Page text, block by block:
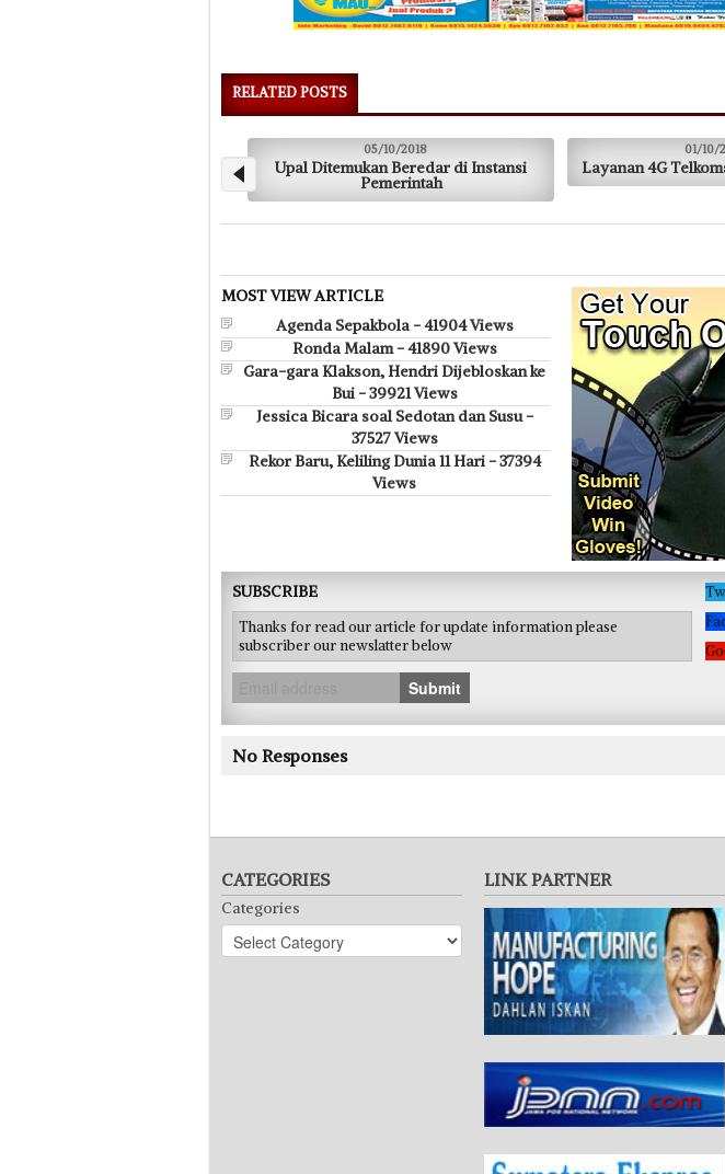
RELATED POSTS
Upal Ditemukan Beredar di Instansi
Pemerintah
Layanan 4G Telkomsel Berangsur
MOST VIEW ARTICLE
Agenda Sepakbola - 41904 Views
Ronda Malam - 41890 Views
Gara-gara Klakson, Hendri Dijebloskan ke
Bui - 39921 Views
Jessica Bicara soal Sedotan dan Susu -
37527 Views
Rekor Baru, Keliling Dunia 11 Hari - 37394
Views
SUBSCRIBE
Thanks for read our article for update information please
subscriber our newslatter below
Submit
No Responses
CATEGORIES
Categories
LINK PARTNER